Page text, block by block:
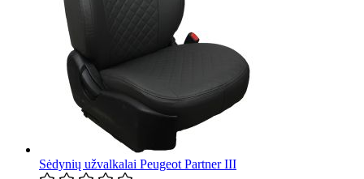
Sėdynių užvalkalai Peugeot Partner III